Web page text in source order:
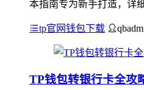
本指南专为新手打造，详
tp官网钱包下载
TP钱包转银行卡全攻